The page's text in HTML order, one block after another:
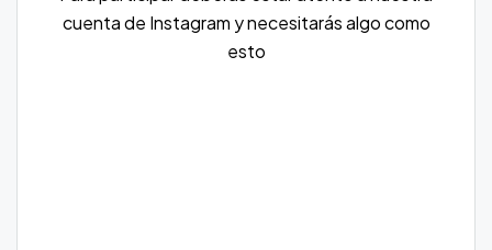
cuenta de Instagram y necesitarás algo como
esto